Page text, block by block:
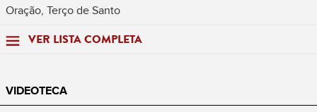
Oração, Terço de Santo
VER LISTA COMPLETA
VIDEOTECA